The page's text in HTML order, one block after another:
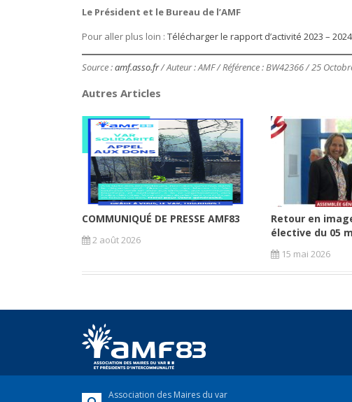
Le Président et le Bureau de l’AMF
Pour aller plus loin : Télécharger le rapport d’activité 2023 – 2024
Source :amf.asso.fr/ Auteur : AMF / Référence : BW42366 / 25
Autres Articles
COMMUNIQUÉ DE PRESSE AMF83
2 août 2026
Retour en
élective du 05
15 mai 2026
Association des Maires du var